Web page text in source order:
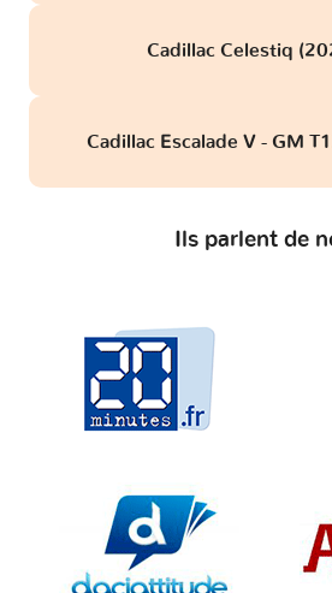
Cadillac Celestiq
Cadillac Escalade V - GM
Ils parlent de